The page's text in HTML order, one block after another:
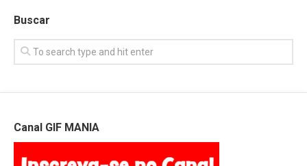
Buscar
Canal GIF MANIA